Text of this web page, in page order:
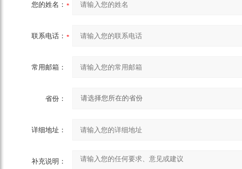
您的姓名：
联系电话：
常用邮箱：
省份：
详细地址：
补充说明：